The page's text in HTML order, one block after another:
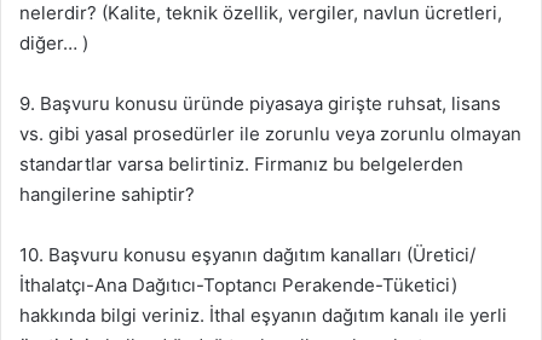
nelerdir? (Kalite, teknik özellik, vergiler, navlun ücretleri,
diğer… )
9. Başvuru konusu üründe piyasaya girişte ruhsat, lisans
vs. gibi yasal prosedürler ile zorunlu veya zorunlu olmayan
standartlar varsa belirtiniz. Firmanız bu belgelerden
hangilerine sahiptir?
10. Başvuru konusu eşyanın dağıtım kanalları (Üretici/
İthalatçı-Ana Dağıtıcı-Toptancı­ Perakende-Tüketici)
hakkında bilgi veriniz. İthal eşyanın dağıtım kanalı ile yerli